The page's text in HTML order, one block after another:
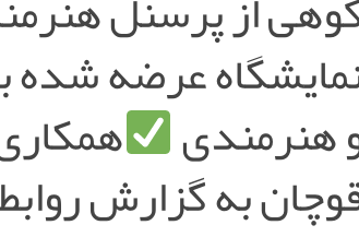
عرضه شده
هنرمندی
به گزارش